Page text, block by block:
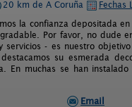
20 km de A Coruña
Fechas
la confianza depositada
Por favor, no dude
servicios - es nuestro
su esmerada
muchas se han
Email